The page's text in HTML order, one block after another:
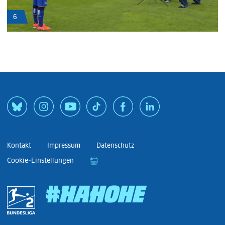
6
Kontakt Impressum
Datenschutz
Cookie-Einstellungen
#HAHOHE